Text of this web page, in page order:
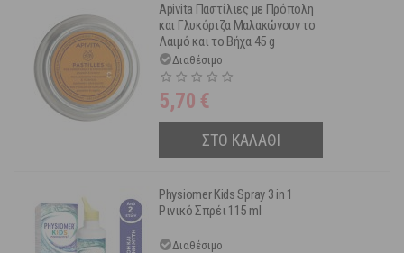
Apivita Παστίλιες με Πρόπολη
και Γλυκόριζα Μαλακώνουν το
Λαιμό και το Βήχα 45 g
Διαθέσιμο
5,70 €
ΣΤΟ ΚΑΛΑΘΙ
Physiomer Kids Spray 3 in 1
Ρινικό Σπρέι 115 ml
Διαθέσιμο